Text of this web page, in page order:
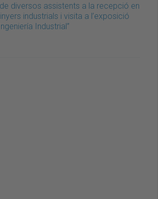
diversos assistents a la recepció en
industrials i visita a l’exposició
Industrial”